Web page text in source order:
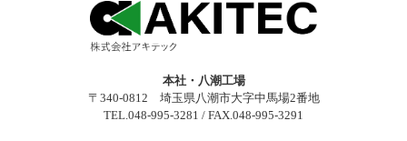
本社・八潮工場
〒340-0812 埼玉県八潮市大字中馬場2番地
TEL.048-995-3281 / FAX.048-995-3291